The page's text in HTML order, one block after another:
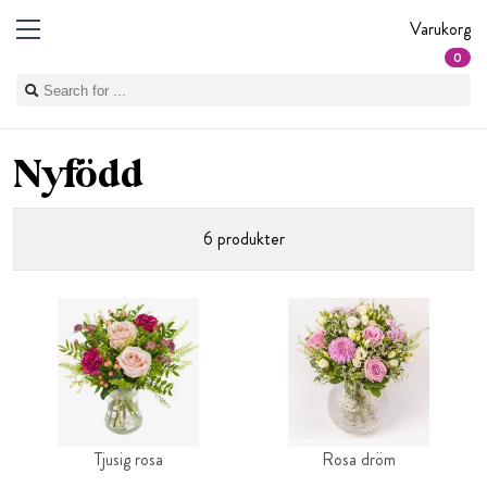
Varukorg
0
Nyfödd
6 produkter
Tjusig rosa Rosa dröm